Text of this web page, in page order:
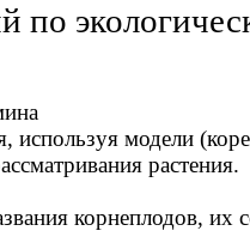
по
используя модели
растения.
корнеплодов,